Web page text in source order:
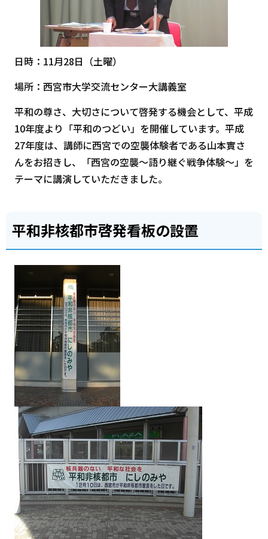
日時：11月28日（土曜）
場所：西宮市大学交流センター大講義室
平和の尊さ、大切さについて啓発する機会として、平成
10年度より「平和のつどい」を開催しています。平成
27年度は、講師に西宮での空襲体験者である山本實さ
んをお招きし、「西宮の空襲～語り継ぐ戦争体験～」を
テーマに講演していただきました。
平和非核都市啓発看板の設置